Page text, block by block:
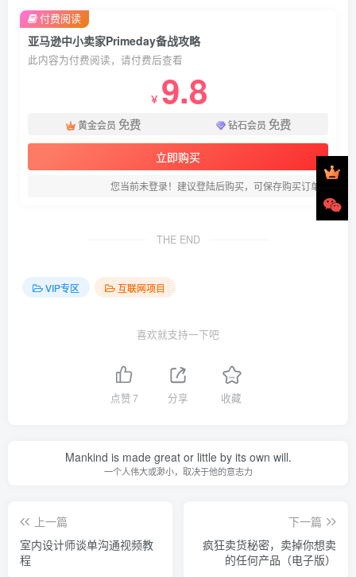
亚马逊中小卖家Primeday备战攻略
此内容为付费阅读，请付费后查看
￥ 9.8
黄金会员 免费 钻石会员 免费
立即购买
您当前未登录！建议登陆后购买，可保存购买订单
付费阅读
THE END
VIP专区 互联网项目
喜欢就支持一下吧
点赞7 分享 收藏
Mankind is made great or little by its own will.
一个人伟大或渺小，取决于他的意志力
上一篇
室内设计师谈单沟通视频教
程
下一篇
疯狂卖货秘密，卖掉你想卖
的任何产品（电子版）